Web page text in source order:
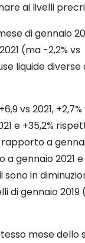
ai livelli
di gennaio
(ma -2,2% vs
liquide diverse
vs 2021, +2,7%
e +35,2%
a
a gennaio 2021 e
sono in
di gennaio 2019
mese dello